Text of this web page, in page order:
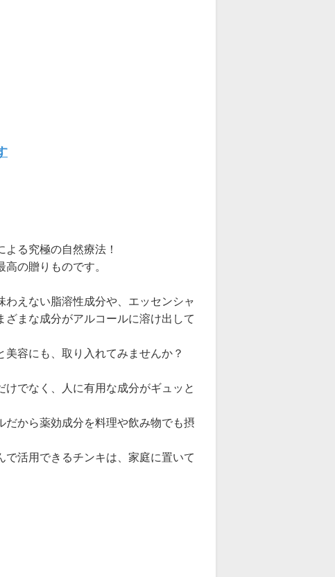
る究極の自然療法！
の贈りものです。
えない脂溶性成分や、エッセンシャ
まな成分がアルコールに溶け出して
容にも、取り入れてみませんか？
でなく、人に有用な成分がギュッと
から薬効成分を料理や飲み物でも摂
活用できるチンキは、家庭に置いて